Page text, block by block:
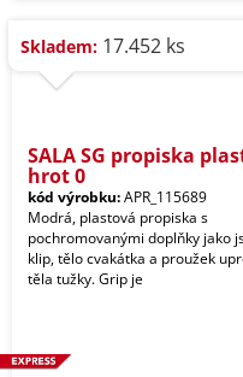
Skladem: 17.452 ks
SALA SG propiska
hrot 0
kód výrobku:APR_115689
Modrá, plastová propiska s
pochromovanými doplňky jako
klip, tělo cvakátka a proužek
těla tužky. Grip je